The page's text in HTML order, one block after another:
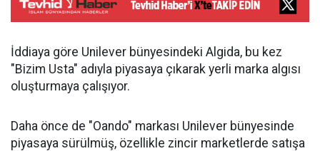
İddiaya göre Unilever bünyesindeki Algida, bu kez
"Bizim Usta" adıyla piyasaya çıkarak yerli marka algısı
oluşturmaya çalışıyor.
Daha önce de "Oando" markası Unilever bünyesinde
piyasaya sürülmüş, özellikle zincir marketlerde satışa